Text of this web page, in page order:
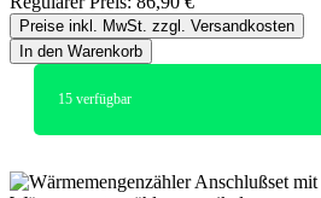
Preise inkl. MwSt. zzgl. Versandkosten
In den Warenkorb
15 verfügbar